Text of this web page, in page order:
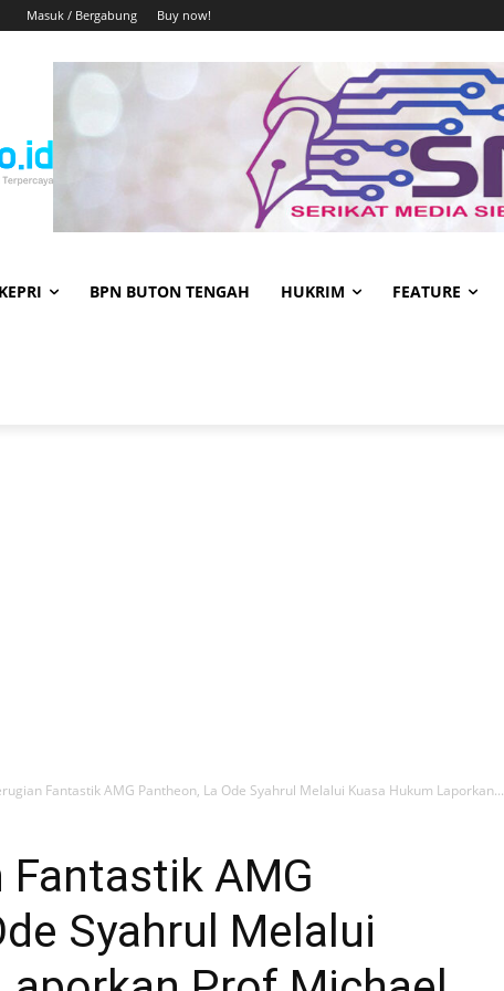
Masuk / Bergabung Buy now!
KEPRI BPN BUTON TENGAH HUKRIM FEATURE
Fantastik AMG Pantheon, La Ode Syahrul Melalui Kuasa Hukum Laporkan...
AMG
Syahrul Melalui